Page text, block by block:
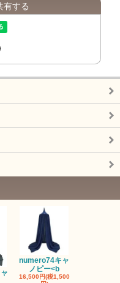
有する
numero74キャ
ノピー<b
16,500円(税1,500